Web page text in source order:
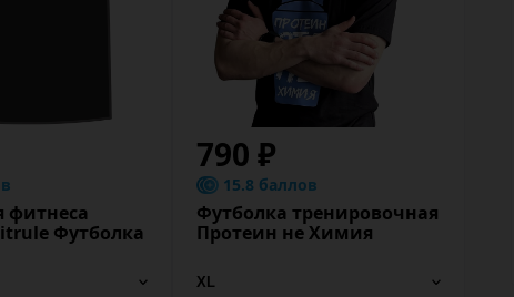
фитнеса
Футболка
790 ₽
15.8 баллов
Футболка тренировочная
Протеин не Химия